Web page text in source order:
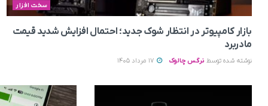
سخت افزار
بازار کامپیوتر در انتظار شوک جدید؛ احتمال افزایش شدید قیمت
مادربرد
نوشته شده توسط نرگس چالوک